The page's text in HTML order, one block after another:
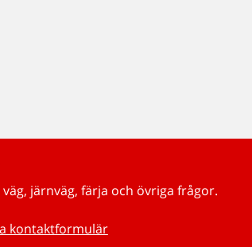
järnväg, färja och övriga frågor.
kontaktformulär